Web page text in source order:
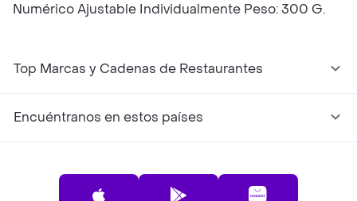
Numérico Ajustable Individualmente Peso: 300 G.
Top Marcas y Cadenas de Restaurantes
Encuéntranos en estos países